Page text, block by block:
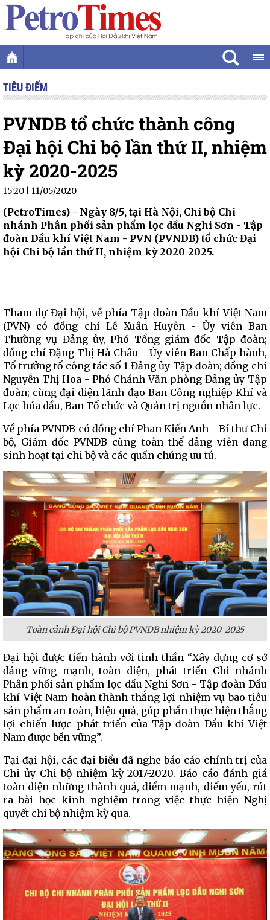
TIÊU ĐIỂM
PVNDB tổ chức thành công
Đại hội Chi bộ lần thứ II, nhiệm
kỳ 2020-2025
15:20 | 11/05/2020
(PetroTimes) - Ngày 8/5, tại Hà Nội, Chi bộ Chi
nhánh Phân phối sản phẩm lọc dầu Nghi Sơn - Tập
đoàn Dầu khí Việt Nam - PVN (PVNDB) tổ chức Đại
hội Chi bộ lần thứ II, nhiệm kỳ 2020-2025.
Tham dự Đại hội, về phía Tập đoàn Dầu khí Việt Nam
(PVN) có đồng chí Lê Xuân Huyên - Ủy viên Ban
Thường vụ Đảng ủy, Phó Tổng giám đốc Tập đoàn;
đồng chí Đặng Thị Hà Châu - Ủy viên Ban Chấp hành,
Tổ trưởng tổ công tác số 1 Đảng ủy Tập đoàn; đồng chí
Nguyễn Thị Hoa - Phó Chánh Văn phòng Đảng ủy Tập
đoàn; cùng đại diện lãnh đạo Ban Công nghiệp Khí và
Lọc hóa dầu, Ban Tổ chức và Quản trị nguồn nhân lực.
Về phía PVNDB có đồng chí Phan Kiến Anh - Bí thư Chi
bộ, Giám đốc PVNDB cùng toàn thể đảng viên đang
sinh hoạt tại chi bộ và các quần chúng ưu tú.
Toàn cảnh Đại hội Chi bộ PVNDB nhiệm kỳ 2020-2025
Đại hội được tiến hành với tinh thần “Xây dựng cơ sở
đảng vững mạnh, toàn diện, phát triển Chi nhánh
Phân phối sản phẩm lọc dầu Nghi Sơn - Tập đoàn Dầu
khí Việt Nam hoàn thành thắng lợi nhiệm vụ bao tiêu
sản phẩm an toàn, hiệu quả, góp phần thực hiện thắng
lợi chiến lược phát triển của Tập đoàn Dầu khí Việt
Nam được bền vững”.
Tại đại hội, các đại biểu đã nghe báo cáo chính trị của
Chi ủy Chi bộ nhiệm kỳ 2017-2020. Báo cáo đánh giá
toàn diện những thành quả, điểm mạnh, điểm yếu, rút
ra bài học kinh nghiệm trong việc thực hiện Nghị
quyết chi bộ nhiệm kỳ qua.